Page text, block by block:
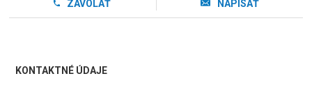
ZAVOLAŤ NAPÍSAŤ
KONTAKTNÉ ÚDAJE